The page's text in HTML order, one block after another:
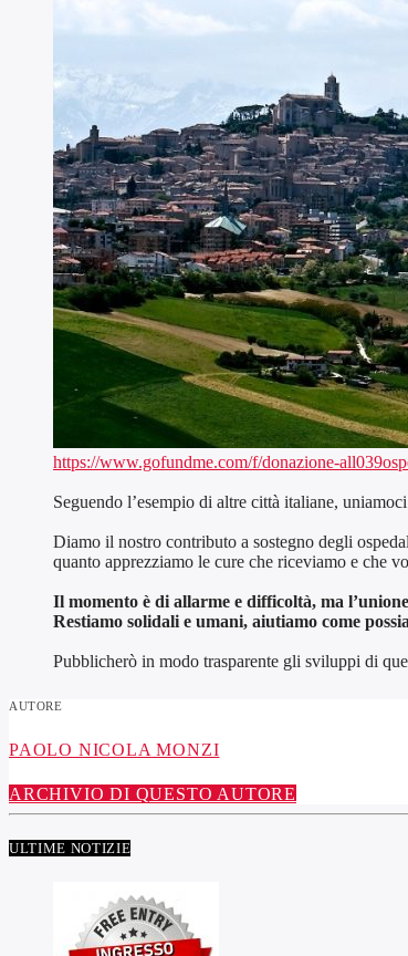
https://www.gofundme.com/f/donazione-
Seguendo l’esempio di altre città italiane,
Diamo il nostro contributo a sostegno degli
quanto apprezziamo le cure che riceviamo e che
Il momento è di allarme e difficoltà, ma
Restiamo solidali e umani, aiutiamo come
Pubblicherò in modo trasparente gli sviluppi di
AUTORE
PAOLO NICOLA MONZI
ARCHIVIO DI QUESTO AUTORE
ULTIME NOTIZIE